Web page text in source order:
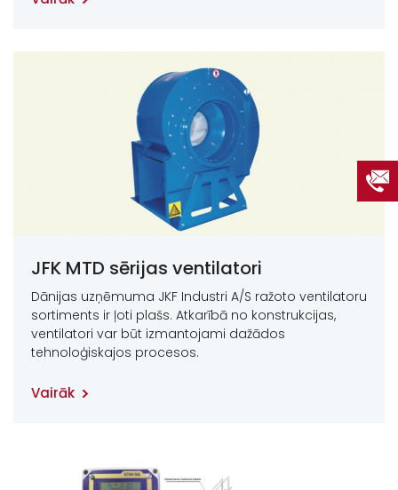
JFK MTD sērijas ventilatori
Dānijas uzņēmuma JKF Industri A/S ražoto ventilatoru
sortiments ir ļoti plašs. Atkarībā no konstrukcijas,
ventilatori var būt izmantojami dažādos
tehnoloģiskajos procesos.
Vairāk